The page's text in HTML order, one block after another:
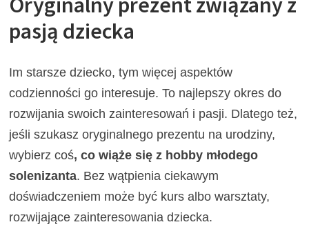
pasją dziecka
Im starsze dziecko, tym więcej aspektów
codzienności go interesuje. To najlepszy okres do
rozwijania swoich zainteresowań i pasji. Dlatego też,
jeśli szukasz oryginalnego prezentu na urodziny,
wybierz coś, co wiąże się z hobby młodego
solenizanta. Bez wątpienia ciekawym
doświadczeniem może być kurs albo warsztaty,
rozwijające zainteresowania dziecka.